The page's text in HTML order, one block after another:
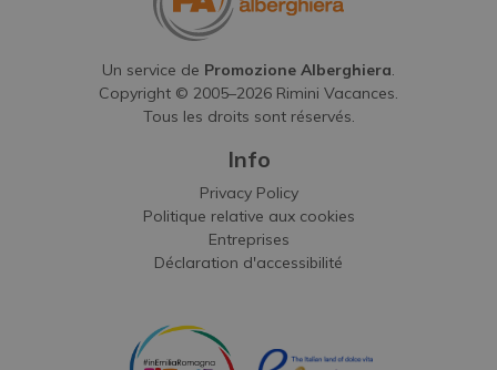
Un service de Promozione Alberghiera.
Copyright © 2005–2026 Rimini Vacances.
Tous les droits sont réservés.
Info
Privacy Policy
Politique relative aux cookies
Entreprises
Déclaration d'accessibilité